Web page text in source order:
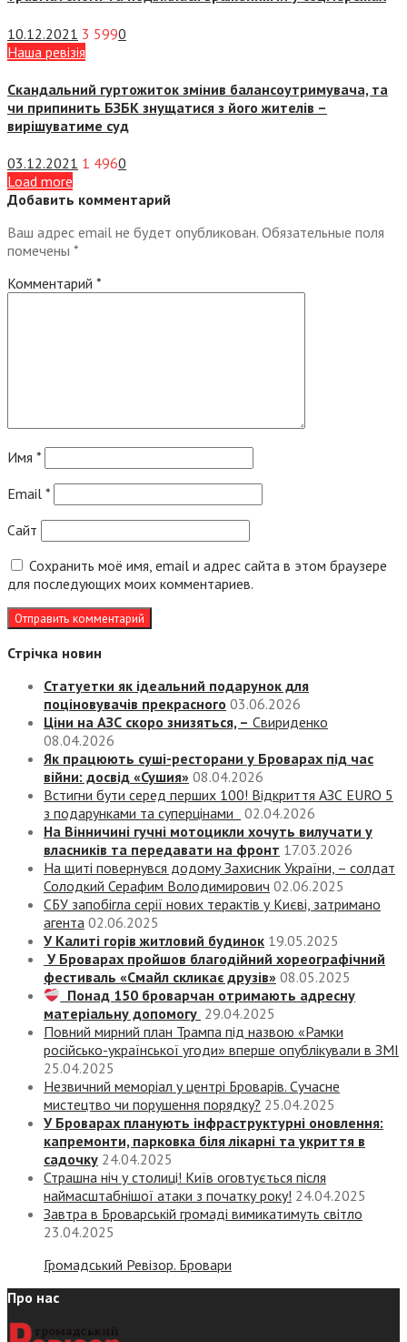
10.12.2021 3 5990
Наша ревізія
Скандальний гуртожиток змінив балансоутримувача, та
чи припинить БЗБК знущатися з його жителів –
вирішуватиме суд
03.12.2021 1 4960
Load more
Добавить комментарий
Ваш адрес email не будет опубликован. Обязательные поля
помечены *
Комментарий *
Имя *
Email *
Сайт
Сохранить моё имя, email и адрес сайта в этом браузере
для последующих моих комментариев.
Стрічка новин
Статуетки як ідеальний подарунок для
поціновувачів прекрасного 03.06.2026
Ціни на АЗС скоро знизяться, – Свириденко
08.04.2026
Як працюють суші-ресторани у Броварах під час
війни: досвід «Сушия» 08.04.2026
Встигни бути серед перших 100! Відкриття АЗС EURO 5
з подарунками та суперцінами
02.04.2026
На Вінничині гучні мотоцикли хочуть вилучати у
власників та передавати на фронт 17.03.2026
На щиті повернувся додому Захисник України, – солдат
Солодкий Серафим Володимирович 02.06.2025
СБУ запобігла серії нових терактів у Києві, затримано
агента 02.06.2025
У Калиті горів житловий будинок 19.05.2025
У Броварах пройшов благодійний хореографічний
фестиваль «Смайл скликає друзів» 08.05.2025
Понад 150 броварчан отримають адресну
матеріальну допомогу 29.04.2025
Повний мирний план Трампа під назвою «‎Рамки
російсько-української угоди» вперше опублікували в ЗМІ
25.04.2025
Незвичний меморіал у центрі Броварів. Сучасне
мистецтво чи порушення порядку? 25.04.2025
У Броварах планують інфраструктурні оновлення:
капремонти, парковка біля лікарні та укриття в
садочку 24.04.2025
Страшна ніч у столиці! Київ оговтується після
наймасштабнішої атаки з початку року! 24.04.2025
Завтра в Броварській громаді вимикатимуть світло
23.04.2025
Громадський Ревізор. Бровари
Про нас